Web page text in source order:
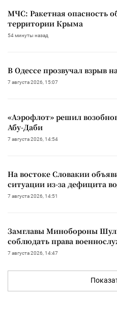
МЧС: Ракетная опасность
территории Крыма
54 минуты назад
В Одессе прозвучал взрыв
7 августа 2026, 15:07
«Аэрофлот» решил
Абу-Даби
7 августа 2026, 14:54
На востоке Словакии
ситуации из-за дефицита
7 августа 2026, 14:51
Замглавы Минобороны
соблюдать права
7 августа 2026, 14:47